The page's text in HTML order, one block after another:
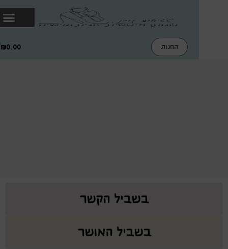
בשביל הקשר
בשביל האושר